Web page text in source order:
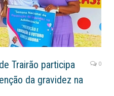
Trairão participa
da gravidez na
0